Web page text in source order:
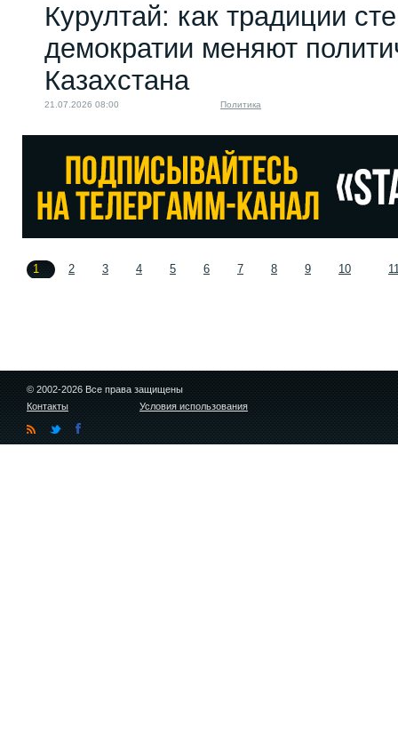
Курултай: как традиции
демократии меняют
Казахстана
21.07.2026 08:00 Политика
1 2 3 4 5 6 7 8 9 10
© 2002-2026 Все права защищены
Контакты
Условия использования